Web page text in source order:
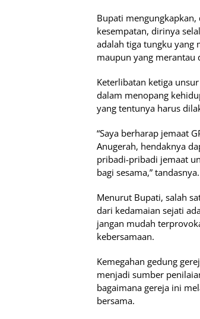
Bupati mengungkapkan,
kesempatan, dirinya
adalah tiga tungku yang
maupun yang merantau
Keterlibatan ketiga
dalam menopang
yang tentunya harus
“Saya berharap jemaat
Anugerah, hendaknya
pribadi-pribadi jemaat
bagi sesama,” tandasnya.
Menurut Bupati, salah
dari kedamaian sejati
jangan mudah
kebersamaan.
Kemegahan gedung
menjadi sumber
bagaimana gereja ini
bersama.